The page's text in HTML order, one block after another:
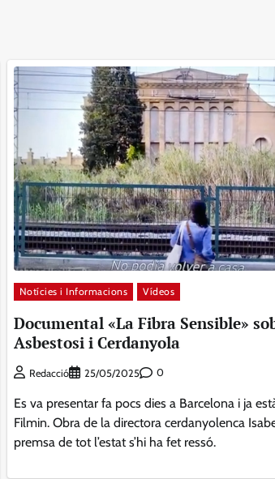
Notícies i Informacions Vídeos
Documental «La Fibra Sensible»
Asbestosi i Cerdanyola
Redacció 25/05/2025 0
Es va presentar fa pocs dies a Barcelona i ja
Filmin. Obra de la directora cerdanyolenca
premsa de tot l’estat s’hi ha fet ressó.